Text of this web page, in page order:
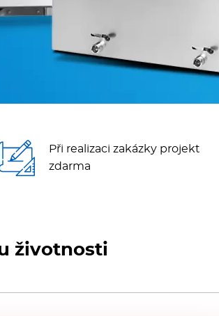
Při realizaci zakázky projekt
zdarma
životnosti